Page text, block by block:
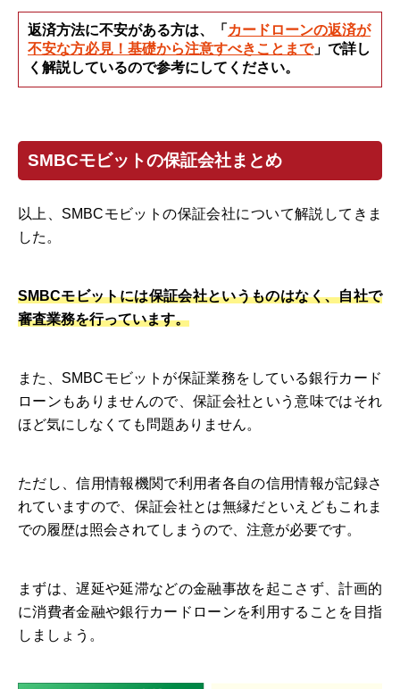
返済方法に不安がある方は、「 カードローンの返済が
不安な方必見！基礎から注意すべきことまで」で詳し
く解説しているので参考にしてください。
SMBCモビットの保証会社まとめ
以上、SMBCモビットの保証会社について解説してきま
した。
SMBCモビットには保証会社というものはなく、自社で
審査業務を行っています。
また、SMBCモビットが保証業務をしている銀行カード
ローンもありませんので、保証会社という意味ではそれ
ほど気にしなくても問題ありません。
ただし、信用情報機関で利用者各自の信用情報が記録さ
れていますので、保証会社とは無縁だといえどもこれま
での履歴は照会されてしまうので、注意が必要です。
まずは、遅延や延滞などの金融事故を起こさず、計画的
に消費者金融や銀行カードローンを利用することを目指
しましょう。